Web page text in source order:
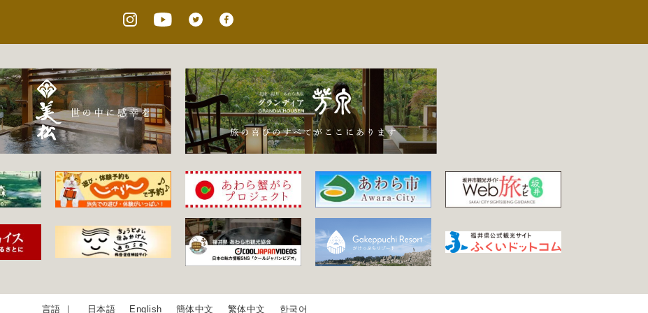
日本語 English 簡体中文 繁体中文 한국어